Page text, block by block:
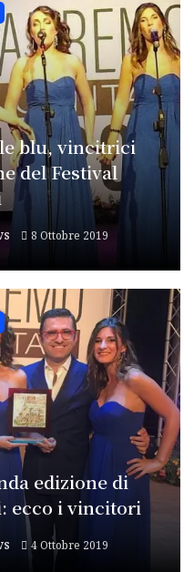
blu, vincitrici
del Festival
8 Ottobre 2019
edizione di
ecco i vincitori
4 Ottobre 2019